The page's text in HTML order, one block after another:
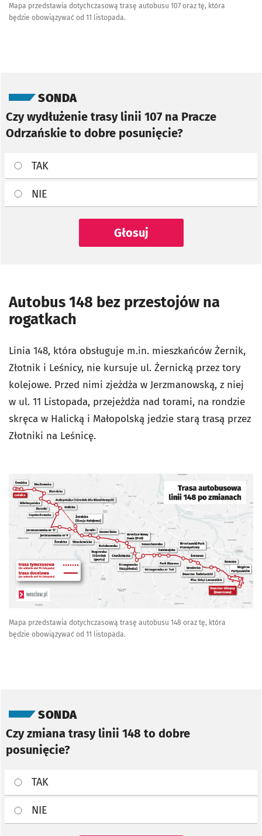
Mapa przedstawia dotychczasową trasę autobusu 107 oraz tę, która
będzie obowiązywać od 11 listopada.
SONDA
Czy wydłużenie trasy linii 107 na Pracze
Odrzańskie to dobre posunięcie?
TAK
NIE
Głosuj
Autobus 148 bez przestojów na
rogatkach
Linia 148, która obsługuje m.in. mieszkańców Żernik,
Złotnik i Leśnicy, nie kursuje ul. Żernicką przez tory
kolejowe. Przed nimi zjeżdża w Jerzmanowską, z niej
w ul. 11 Listopada, przejeżdża nad torami, na rondzie
skręca w Halicką i Małopolską jedzie starą trasą przez
Złotniki na Leśnicę.
Mapa przedstawia dotychczasową trasę autobusu 148 oraz tę, która
będzie obowiązywać od 11 listopada.
SONDA
Czy zmiana trasy linii 148 to dobre
posunięcie?
TAK
NIE